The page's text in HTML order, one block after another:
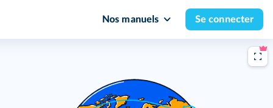
Nos manuels Se connecter